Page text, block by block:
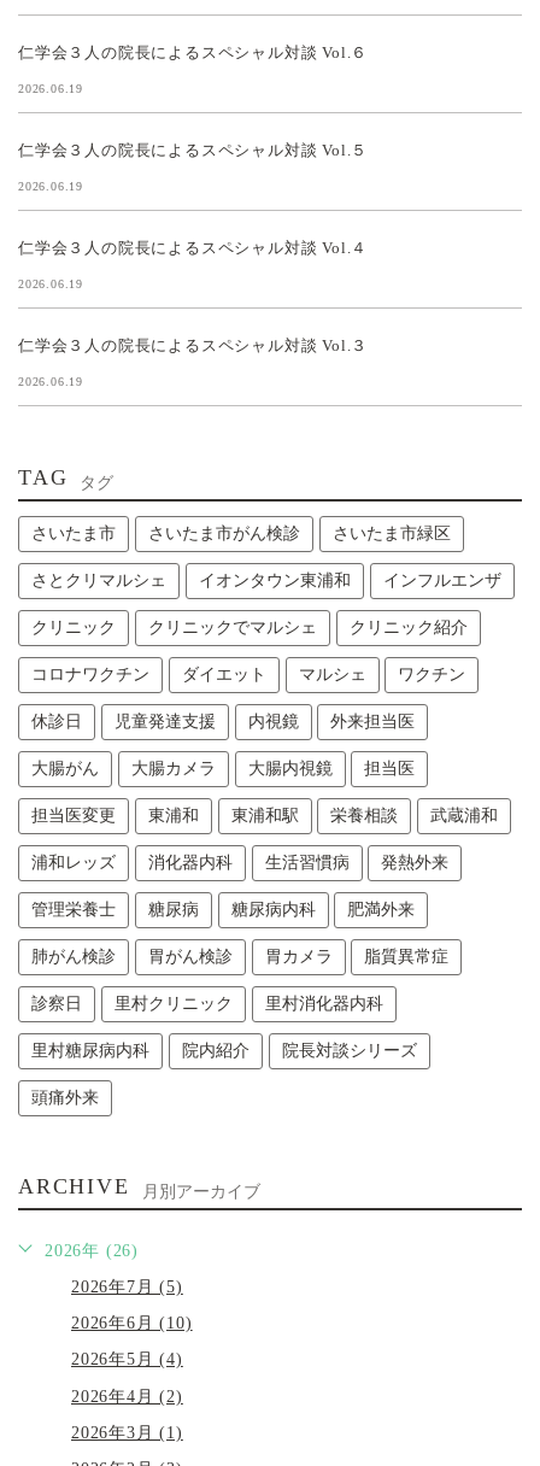
仁学会３人の院長によるスペシャル対談 Vol.６
2026.06.19
仁学会３人の院長によるスペシャル対談 Vol.５
2026.06.19
仁学会３人の院長によるスペシャル対談 Vol.４
2026.06.19
仁学会３人の院長によるスペシャル対談 Vol.３
2026.06.19
TAG タグ
さいたま市 さいたま市がん検診 さいたま市緑区
さとクリマルシェ イオンタウン東浦和 インフルエンザ
クリニック クリニックでマルシェ クリニック紹介
コロナワクチン ダイエット マルシェ ワクチン
休診日 児童発達支援 内視鏡 外来担当医
大腸がん 大腸カメラ 大腸内視鏡 担当医
担当医変更 東浦和 東浦和駅 栄養相談 武蔵浦和
浦和レッズ 消化器内科 生活習慣病 発熱外来
管理栄養士 糖尿病 糖尿病内科 肥満外来
肺がん検診 胃がん検診 胃カメラ 脂質異常症
診察日 里村クリニック 里村消化器内科
里村糖尿病内科 院内紹介 院長対談シリーズ
頭痛外来
ARCHIVE 月別アーカイブ
2026年 (26)
2026年7月 (5)
2026年6月 (10)
2026年5月 (4)
2026年4月 (2)
2026年3月 (1)